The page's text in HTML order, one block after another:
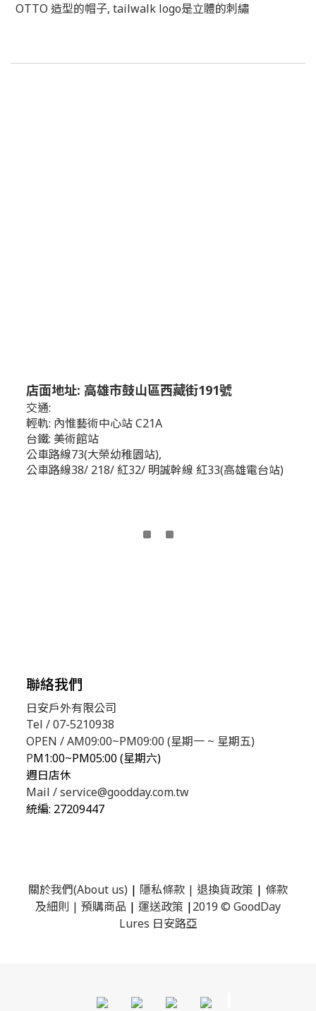
OTTO 造型的帽子, tailwalk logo是立體的刺繡
店面地址: 高雄市鼓山區西藏街191號
交通:
輕軌: 內惟藝術中心站 C21A
台鐵: 美術館站
公車路線73(大榮幼稚園站),
公車路線38/ 218/ 紅32/ 明誠幹線 紅33(高雄電台站)
聯絡我們
日安戶外有限公司
Tel / 07-5210938
OPEN / AM09:00~PM09:00 (星期一 ~ 星期五)
PM1:00~PM05:00 (星期六)
週日店休
Mail / service@goodday.com.tw
統編: 27209447
關於我們(About us) | 隱私條款 | 退換貨政策 | 條款
及細則 | 預購商品 | 運送政策 |2019 © GoodDay
Lures 日安路亞